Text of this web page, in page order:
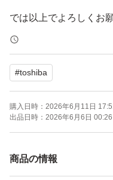
では以上でよろしくお
MQ01ABD100 ［1TB］
ブランド：TOSHIBA
HDD容量：1000.0 GB
ドライブ回転数：
ドライブ厚さ：9.5mm
インターフェイス：
#toshiba
購入日時： 2026年6月11日
出品日時： 2026年6月6日 00:26
商品の情報